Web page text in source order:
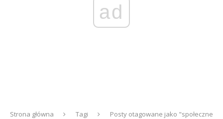
ad
Strona główna Tagi
Posty otagowane jako "społeczne